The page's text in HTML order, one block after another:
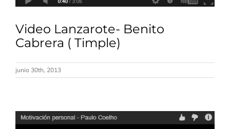
Video Lanzarote- Benito
Cabrera ( Timple)
junio 30th, 2013